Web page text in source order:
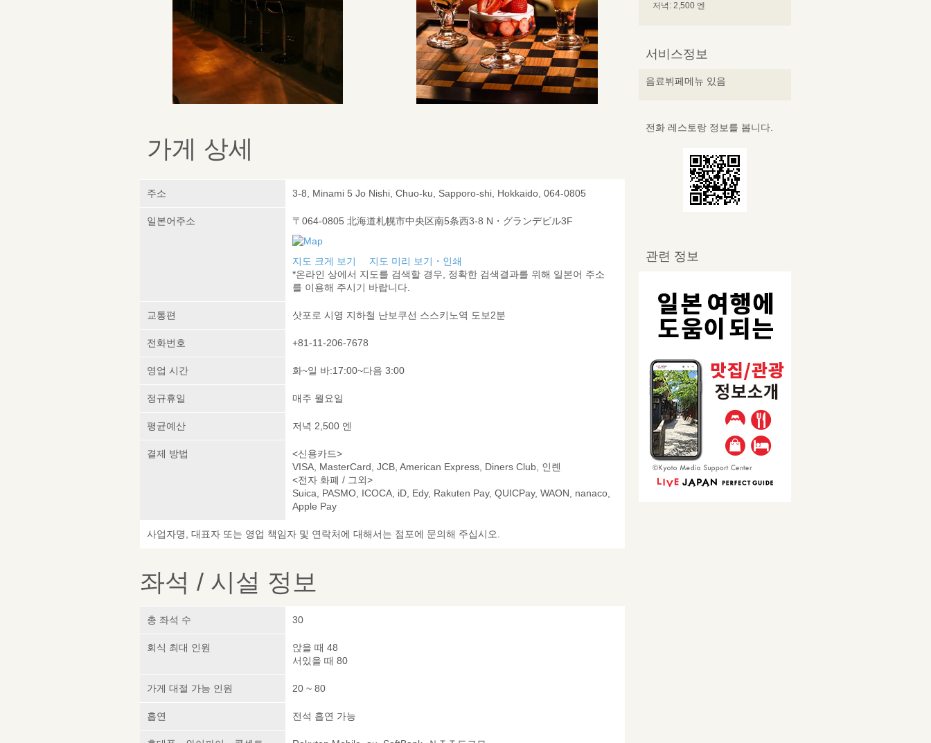
가게 상세
주소 3-8, Minami 5 Jo Nishi, Chuo-ku, Sapporo-shi, Hokkaido, 064-0805
일본어주소 〒064-0805 北海道札幌市中央区南5条西3-8 N・グランデビル3F
지도 크게 보기
지도 미리 보기・인쇄
*온라인 상에서 지도를 검색할 경우, 정확한 검색결과를 위해 일본어 주소
를 이용해 주시기 바랍니다.
교통편 삿포로 시영 지하철 난보쿠선 스스키노역 도보2분
전화번호 +81-11-206-7678
영업 시간 화~일 바:17:00~다음 3:00
정규휴일 매주 월요일
평균예산 저녁 2,500 엔
결제 방법
<신용카드>
VISA, MasterCard, JCB, American Express, Diners Club, 인롄
<전자 화폐 / 그외>
Suica, PASMO, ICOCA, iD, Edy, Rakuten Pay, QUICPay, WAON, nanaco,
Apple Pay
사업자명, 대표자 또는 영업 책임자 및 연락처에 대해서는 점포에 문의해 주십시오.
좌석 / 시설 정보
총 좌석 수 30
회식 최대 인원
앉을 때 48
서있을 때 80
가게 대절 가능 인원 20 ~ 80
흡연 전석 흡연 가능
저녁: 2,500 엔
서비스정보
음료뷔페메뉴 있음
전화 레스토랑 정보를 봅니다.
관련 정보